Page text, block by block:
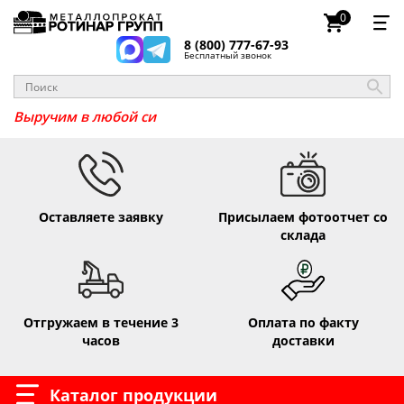
8 (800) 777-67-93
Бесплатный звонок
0
Выручим в любой
Оставляете заявку
Присылаем фотоотчет со
склада
Отгружаем в течение 3
часов
Оплата по факту
доставки
Каталог продукции